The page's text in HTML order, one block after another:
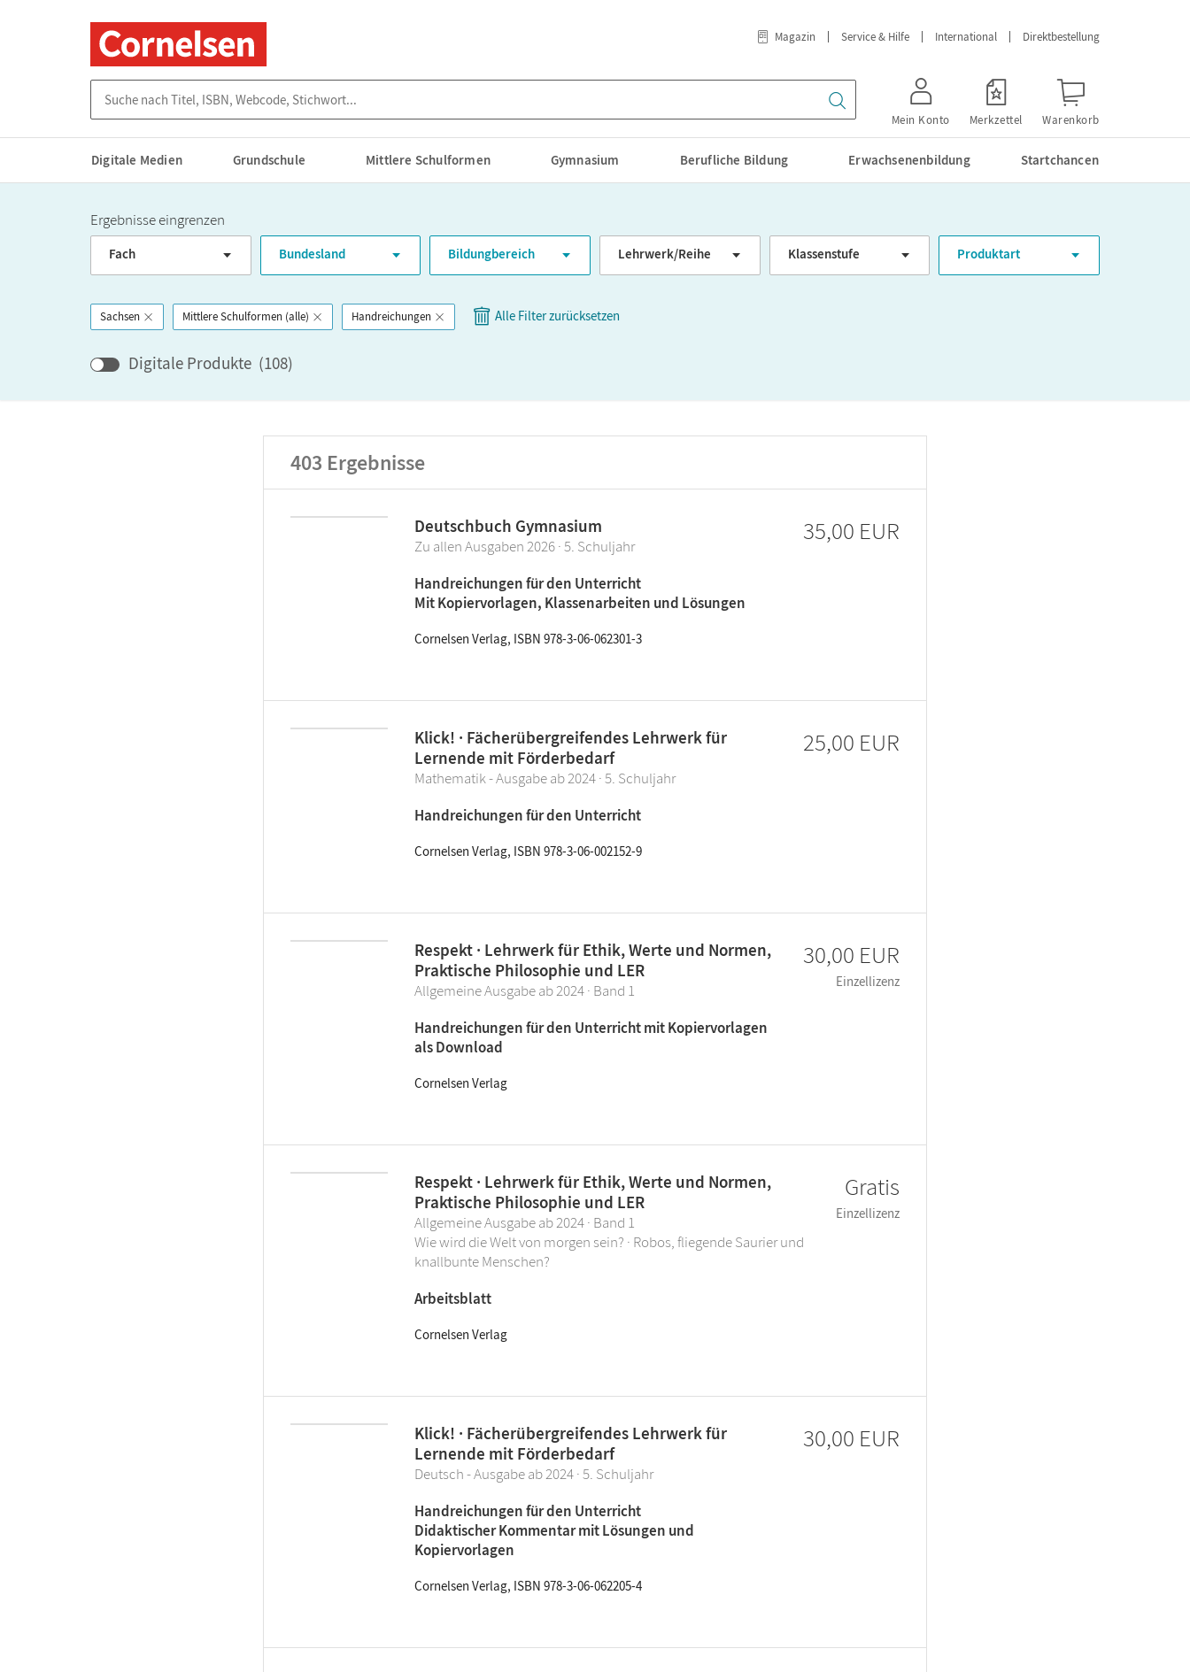
Magazin Service & Hilfe International Direktbestellung
Mein Konto Merkzettel Warenkorb
Digitale Medien Grundschule Mittlere Schulformen Gymnasium Berufliche Bildung Erwachsenenbildung Startchancen
Ergebnisse eingrenzen
Fach Bundesland Bildungbereich Lehrwerk/Reihe Klassenstufe Produktart
Sachsen Mittlere Schulformen (alle) Handreichungen Alle Filter zurücksetzen
Digitale Produkte (108)
403 Ergebnisse
Deutschbuch Gymnasium
Zu allen Ausgaben 2026 · 5. Schuljahr
Handreichungen für den Unterricht
Mit Kopiervorlagen, Klassenarbeiten und Lösungen
Cornelsen Verlag, ISBN 978-3-06-062301-3
35,00 EUR
Klick! · Fächerübergreifendes Lehrwerk für
Lernende mit Förderbedarf
Mathematik - Ausgabe ab 2024 · 5. Schuljahr
Handreichungen für den Unterricht
Cornelsen Verlag, ISBN 978-3-06-002152-9
25,00 EUR
Respekt · Lehrwerk für Ethik, Werte und Normen,
Praktische Philosophie und LER
Allgemeine Ausgabe ab 2024 · Band 1
Handreichungen für den Unterricht mit Kopiervorlagen
als Download
Cornelsen Verlag
30,00 EUR
Einzellizenz
Respekt · Lehrwerk für Ethik, Werte und Normen,
Praktische Philosophie und LER
Allgemeine Ausgabe ab 2024 · Band 1
Wie wird die Welt von morgen sein? · Robos, fliegende Saurier und
knallbunte Menschen?
Arbeitsblatt
Cornelsen Verlag
Gratis
Einzellizenz
Klick! · Fächerübergreifendes Lehrwerk für
Lernende mit Förderbedarf
Deutsch - Ausgabe ab 2024 · 5. Schuljahr
Handreichungen für den Unterricht
Didaktischer Kommentar mit Lösungen und
Kopiervorlagen
Cornelsen Verlag, ISBN 978-3-06-062205-4
30,00 EUR